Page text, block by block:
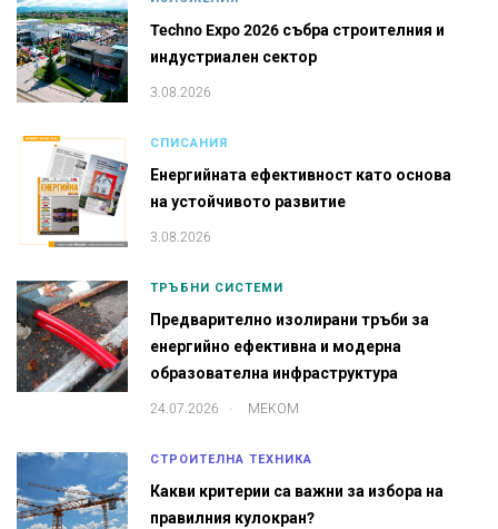
Techno Expo 2026 събра строителния и
индустриален сектор
3.08.2026
СПИСАНИЯ
Енергийната ефективност като основа
на устойчивото развитие
3.08.2026
ТРЪБНИ СИСТЕМИ
Предварително изолирани тръби за
енергийно ефективна и модерна
образователна инфраструктура
24.07.2026 МЕКОМ
СТРОИТЕЛНА ТЕХНИКА
Какви критерии са важни за избора на
правилния кулокран?